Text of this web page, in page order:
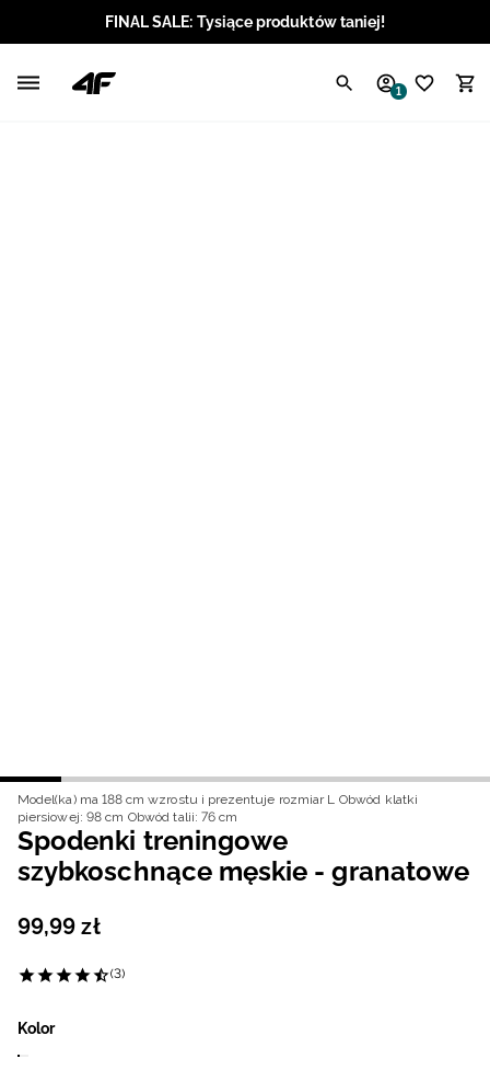
FINAL SALE: Tysiące produktów taniej!
1
Model(ka) ma 188 cm wzrostu i prezentuje rozmiar L Obwód klatki
piersiowej: 98 cm Obwód talii: 76 cm
Spodenki treningowe
szybkoschnące męskie - granatowe
99,99 zł
(3)
Kolor